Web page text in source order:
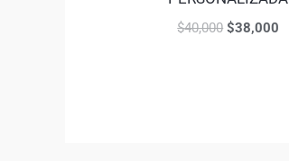
$40,000 $38,000